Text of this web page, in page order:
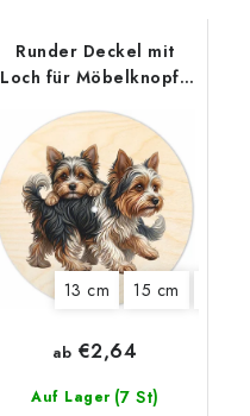
22 cm
Runder Deckel mit
Loch für Möbelknopf -
13 cm 15 cm
Auf Lager (7 St)
ab €2,64